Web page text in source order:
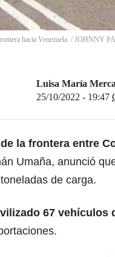
hacia Venezuela. / JOHNNY
Luisa María
25/10/2022 - 19:47
la frontera entre
Umaña, anunció
de carga.
67 vehículos